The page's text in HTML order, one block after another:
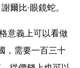
爾比·眼鏡蛇。
意義上可以看做
，需要一百三十